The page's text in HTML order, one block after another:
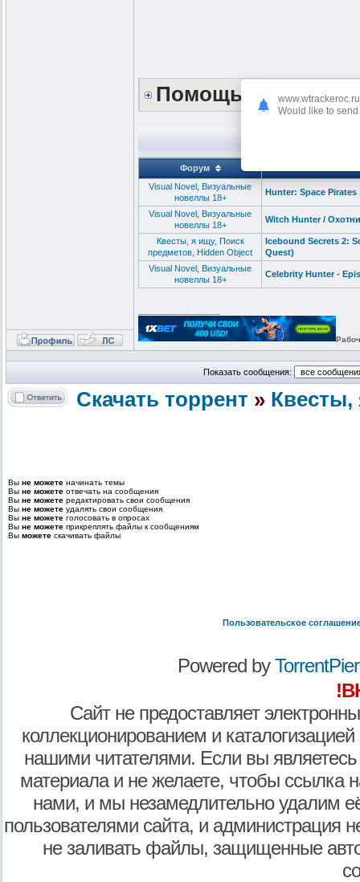
Помощь сайту
Форум
Visual Novel, Визуальные
новеллы 18+
Hunter: Space Pirates
Visual Novel, Визуальные
новеллы 18+
Witch Hunter /
Квесты, я ищу, Поиск
предметов, Hidden Object
Icebound Secrets 2:
Quest)
Visual Novel, Визуальные
новеллы 18+
Celebrity Hunter -
Показать сообщения:
Скачать торрент » Квесты,
Вы не можете начинать темы
Вы не можете отвечать на сообщения
Вы не можете редактировать свои сообщения
Вы не можете удалять свои сообщения
Вы не можете голосовать в опросах
Вы не можете прикреплять файлы к сообщениям
Вы можете скачивать файлы
Пользовательское
Powered by
Сайт не предоставляет
коллекционированием и
нашими читателями. Если вы являетесь
материала и не желаете, чтобы ссылка
нами, и мы незамедлительно удалим
пользователями сайта, и администрация
не заливать файлы, защищенные
www.wtrackeroc.ru
Would like to